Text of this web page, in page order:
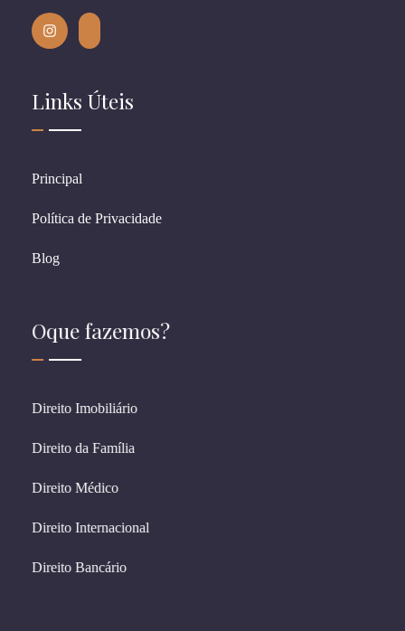
Links Úteis
Principal
Política de Privacidade
Blog
Oque fazemos?
Direito Imobiliário
Direito da Família
Direito Médico
Direito Internacional
Direito Bancário